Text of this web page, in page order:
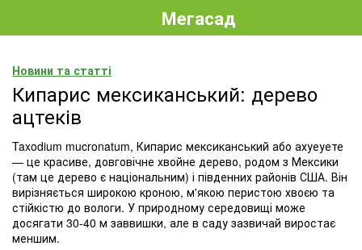
Новини та статті
Кипарис мексиканський: дерево
ацтеків
Taxodium mucronatum, Кипарис мексиканський або ахуеуете
— це красиве, довговічне хвойне дерево, родом з Мексики
(там це дерево є національним) і південних районів США. Він
вирізняється широкою кроною, м'якою перистою хвоєю та
стійкістю до вологи. У природному середовищі може
досягати 30-40 м заввишки, але в саду зазвичай виростає
меншим.
Мегасад